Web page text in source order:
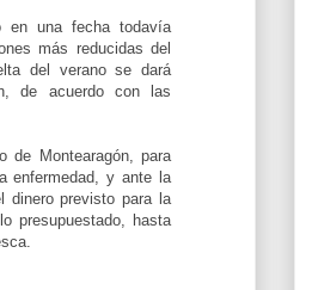
en una fecha todavía
más reducidas del
del verano se dará
de acuerdo con las
de Montearagón, para
enfermedad, y ante la
dinero previsto para la
presupuestado, hasta